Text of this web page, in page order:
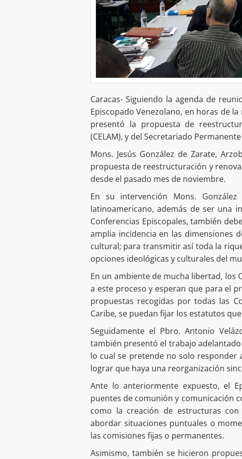
Caracas- Siguiendo la agenda de
Episcopado Venezolano, en horas de
presentó la propuesta de
(CELAM), y del Secretariado
Mons. Jesús González de Zarate,
propuesta de reestructuración y
desde el pasado mes de noviembre.
En su intervención Mons.
latinoamericano, además de ser una
Conferencias Episcopales, también
amplia incidencia en las dimensiones
cultural; para transmitir así toda la
opciones ideológicas y culturales del
En un ambiente de mucha libertad, los
a este proceso y esperan que para el
propuestas recogidas por todas las
Caribe, se puedan fijar los estatutos
Seguidamente el Pbro. Antonio
también presentó el trabajo
lo cual se pretende no solo responder
lograr que haya una reorganización
Ante lo anteriormente expuesto, el
puentes de comunión y comunicación
como la creación de estructuras
abordar situaciones puntuales o
las comisiones fijas o permanentes.
Asimismo, también se hicieron